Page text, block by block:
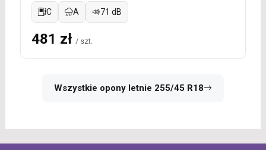
C A 71 dB
481 zł / szt.
Wszystkie opony letnie 255/45 R18